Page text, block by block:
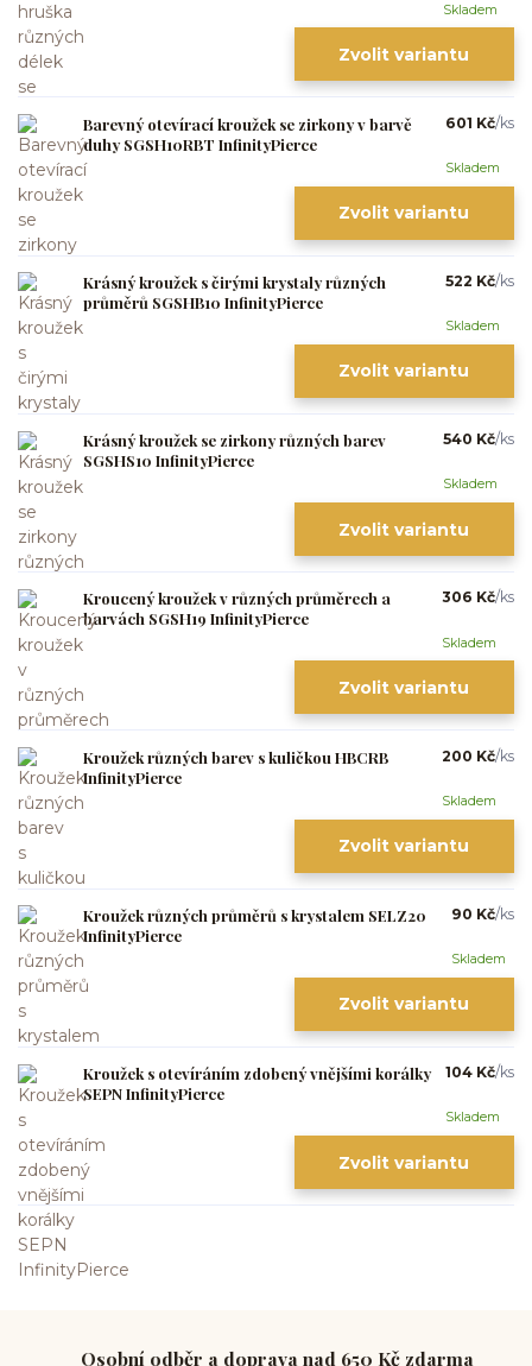
Skladem
Zvolit variantu
Barevný otevírací kroužek se zirkony v barvě
duhy SGSH10RBT InfinityPierce
601 Kč/ks
Skladem
Zvolit variantu
Krásný kroužek s čirými krystaly různých
průměrů SGSHB10 InfinityPierce
522 Kč/ks
Skladem
Zvolit variantu
Krásný kroužek se zirkony různých barev
SGSHS10 InfinityPierce
540 Kč/ks
Skladem
Zvolit variantu
Kroucený kroužek v různých průměrech a
barvách SGSH19 InfinityPierce
306 Kč/ks
Skladem
Zvolit variantu
Kroužek různých barev s kuličkou HBCRB
InfinityPierce
200 Kč/ks
Skladem
Zvolit variantu
Kroužek různých průměrů s krystalem SELZ20
InfinityPierce
90 Kč/ks
Skladem
Zvolit variantu
Kroužek s otevíráním zdobený vnějšími korálky
SEPN InfinityPierce
104 Kč/ks
Skladem
Zvolit variantu
Osobní odběr a doprava nad 650 Kč zdarma